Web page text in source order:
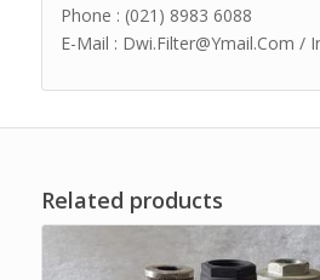
Phone : (021) 8983 6088
E-Mail : Dwi.Filter@Ymail.Com /
Related products